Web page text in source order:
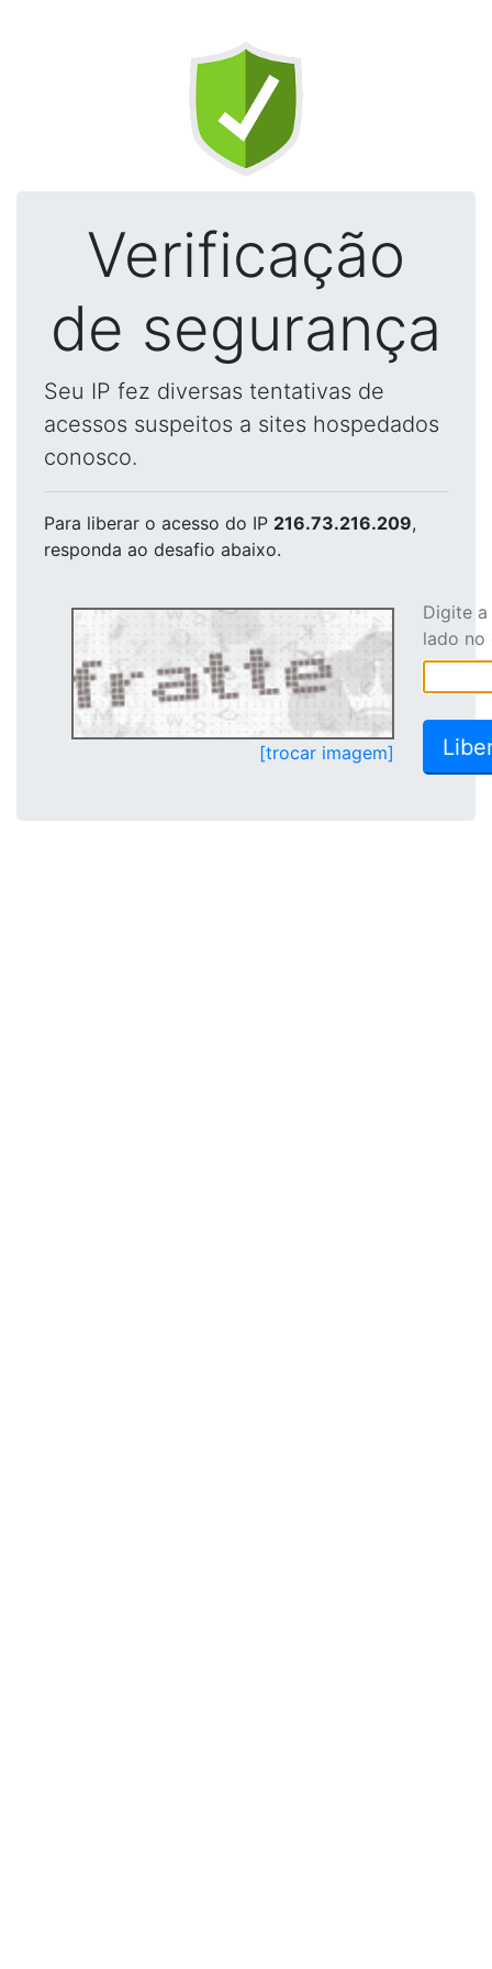
Verificação
de segurança
Seu IP fez diversas tentativas de
acessos suspeitos a sites hospedados
conosco.
Para liberar o acesso do IP 216.73.216.209,
responda ao desafio abaixo.
[trocar imagem]
Digite
lado no